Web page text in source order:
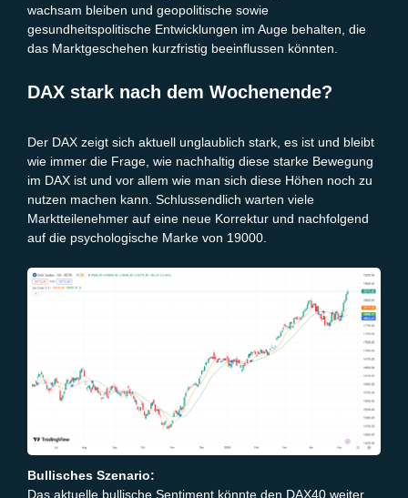
wachsam bleiben und geopolitische sowie
gesundheitspolitische Entwicklungen im Auge behalten, die
das Marktgeschehen kurzfristig beeinflussen könnten.
DAX stark nach dem Wochenende?
Der DAX zeigt sich aktuell unglaublich stark, es ist und bleibt
wie immer die Frage, wie nachhaltig diese starke Bewegung
im DAX ist und vor allem wie man sich diese Höhen noch zu
nutzen machen kann. Schlussendlich warten viele
Marktteilenehmer auf eine neue Korrektur und nachfolgend
auf die psychologische Marke von 19000.
Bullisches Szenario:
Das aktuelle bullische Sentiment könnte den DAX40 weiter